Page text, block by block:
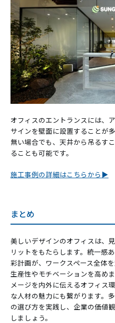
オフィスのエントランスには、
サインを壁面に設置することが
無い場合でも、天井から吊るす
ることも可能です。
施工事例の詳細はこちらから▶
まとめ
美しいデザインのオフィスは、
リットをもたらします。統一感
彩計画が、ワークスペース全体
生産性やモチベーションを高め
メージを内外に伝えるオフィス
な人材の魅力にも繋がります。
の選び方を実践し、企業の価値
しましょう。